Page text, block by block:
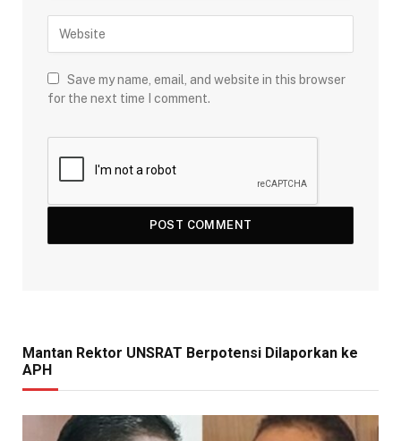
Save my name, email, and website in this browser
for the next time I comment.
Mantan Rektor UNSRAT Berpotensi Dilaporkan ke
APH